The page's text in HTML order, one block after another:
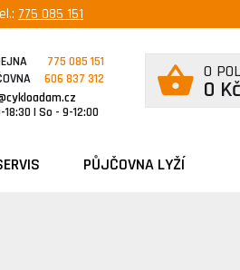
775 085 151
775 085 151
606 837 312
18:30 | So - 9-12:00
0
0 Kč
PŮJČOVNA LYŽÍ